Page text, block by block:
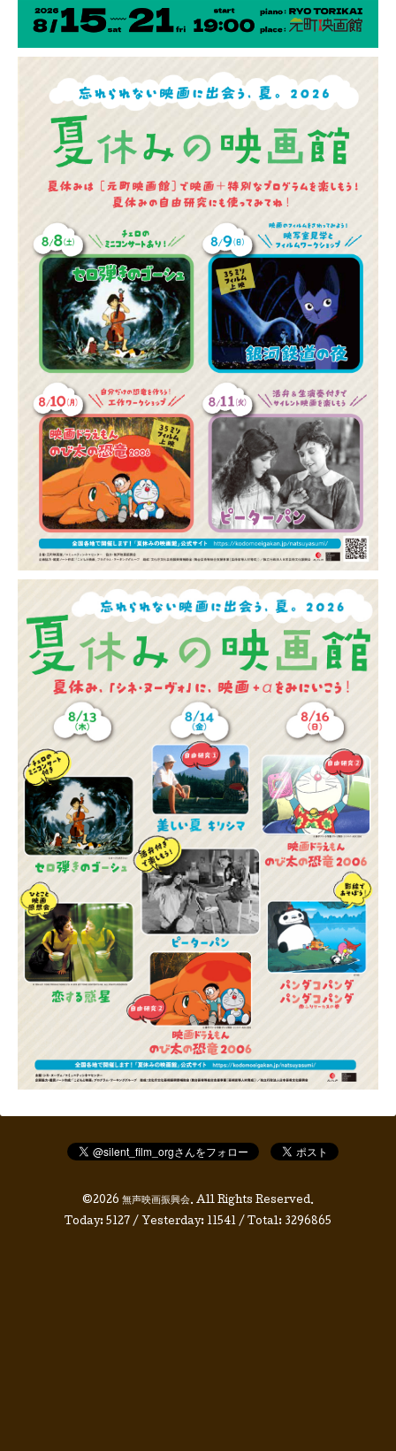
©2026 無声映画振興会. All Rights Reserved.
Today: 5127 / Yesterday: 11541 / Total: 3296865